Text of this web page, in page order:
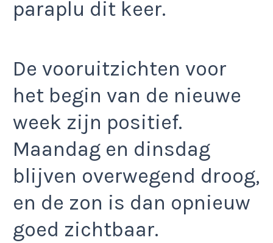
paraplu dit keer.
De vooruitzichten voor
het begin van de nieuwe
week zijn positief.
Maandag en dinsdag
blijven overwegend droog,
en de zon is dan opnieuw
goed zichtbaar.